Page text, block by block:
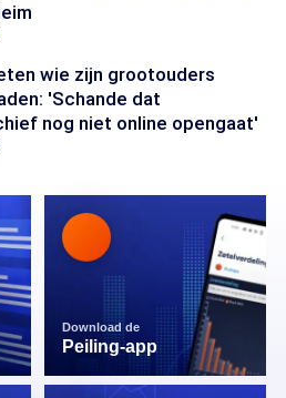
wie zijn grootouders
'Schande dat
nog niet online opengaat'
Download de
Peiling-app